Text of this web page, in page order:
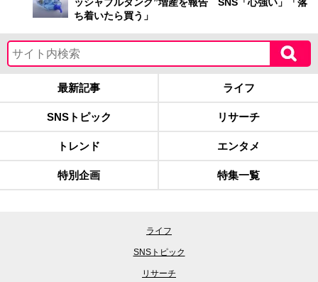
ち着いたら買う」
最新記事 ライフ
SNSトピック リサーチ
トレンド エンタメ
特別企画 特集一覧
ライフ
SNSトピック
リサーチ